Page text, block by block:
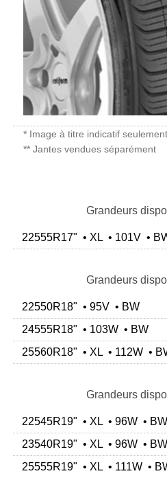
* Image à titre indicatif seulement
** Jantes vendues séparément
Grandeurs
22555R17" • XL • 101V •
Grandeurs
22550R18" • 95V • BW
24555R18" • 103W • BW
25560R18" • XL • 112W •
Grandeurs
22545R19" • XL • 96W • BW
23540R19" • XL • 96W • BW
25555R19" • XL • 111W •